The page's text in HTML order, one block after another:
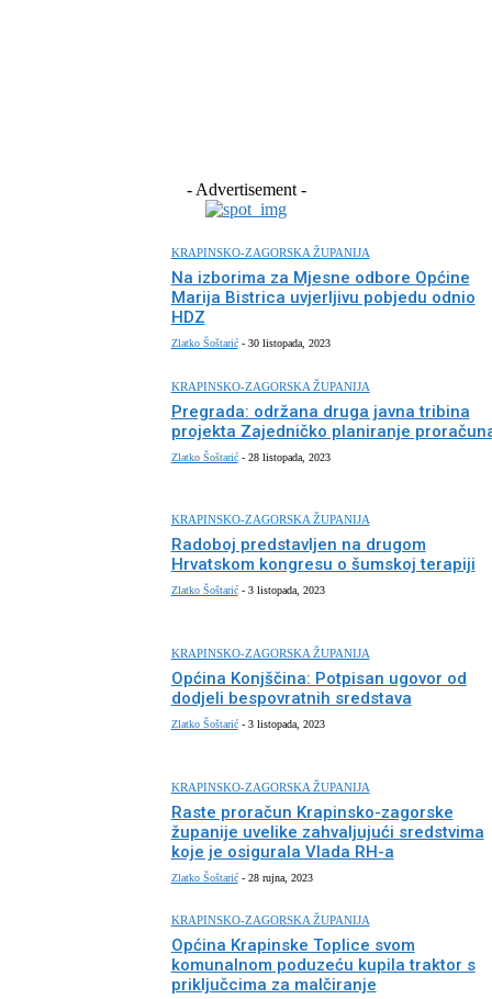
- Advertisement -
KRAPINSKO-ZAGORSKA ŽUPANIJA
Na izborima za Mjesne odbore Općine
Marija Bistrica uvjerljivu pobjedu odnio
HDZ
Zlatko Šoštarić - 30 listopada, 2023
KRAPINSKO-ZAGORSKA ŽUPANIJA
Pregrada: održana druga javna tribina
projekta Zajedničko planiranje
Zlatko Šoštarić - 28 listopada, 2023
KRAPINSKO-ZAGORSKA ŽUPANIJA
Radoboj predstavljen na drugom
Hrvatskom kongresu o šumskoj terapiji
Zlatko Šoštarić - 3 listopada, 2023
KRAPINSKO-ZAGORSKA ŽUPANIJA
Općina Konjščina: Potpisan ugovor od
dodjeli bespovratnih sredstava
Zlatko Šoštarić - 3 listopada, 2023
KRAPINSKO-ZAGORSKA ŽUPANIJA
Raste proračun Krapinsko-zagorske
županije uvelike zahvaljujući sredstvima
koje je osigurala Vlada RH-a
Zlatko Šoštarić - 28 rujna, 2023
KRAPINSKO-ZAGORSKA ŽUPANIJA
Općina Krapinske Toplice svom
komunalnom poduzeću kupila traktor s
priključcima za malčiranje